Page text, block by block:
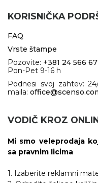
KORISNIČKA
FAQ
Vrste štampe
Pozovite: +381 24 566
Pon-Pet 9-16 h
Podnesi svoj zahtev:
maila:
VODIČ KROZ
Mi smo veleprodaja
sa pravnim licima
1. Izaberite reklamni